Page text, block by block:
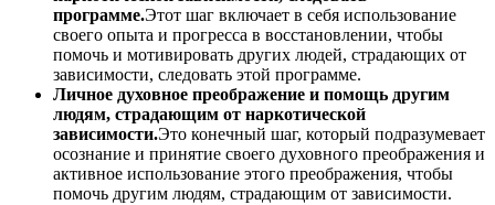
программе.Этот шаг включает в себя использование
своего опыта и прогресса в восстановлении, чтобы
помочь и мотивировать других людей, страдающих от
зависимости, следовать этой программе.
Личное духовное преображение и помощь другим
людям, страдающим от наркотической
зависимости.Это конечный шаг, который подразумевает
осознание и принятие своего духовного преображения и
активное использование этого преображения, чтобы
помочь другим людям, страдающим от зависимости.